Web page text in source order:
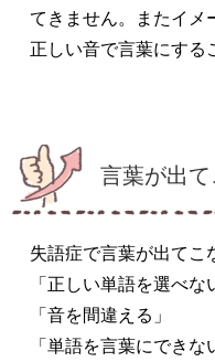
てきません。またイメ
正しい音で言葉にする
言葉が出
失語症で言葉が出てこ
「正しい単語を選べな
「音を間違える」
「単語を言葉にできな